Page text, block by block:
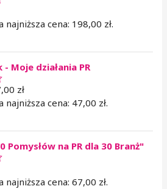
najniższa cena: 198,00 zł.
Moje działania PR
zł
najniższa cena: 47,00 zł.
Pomysłów na PR dla 30 Branż"
najniższa cena:67,00 zł.